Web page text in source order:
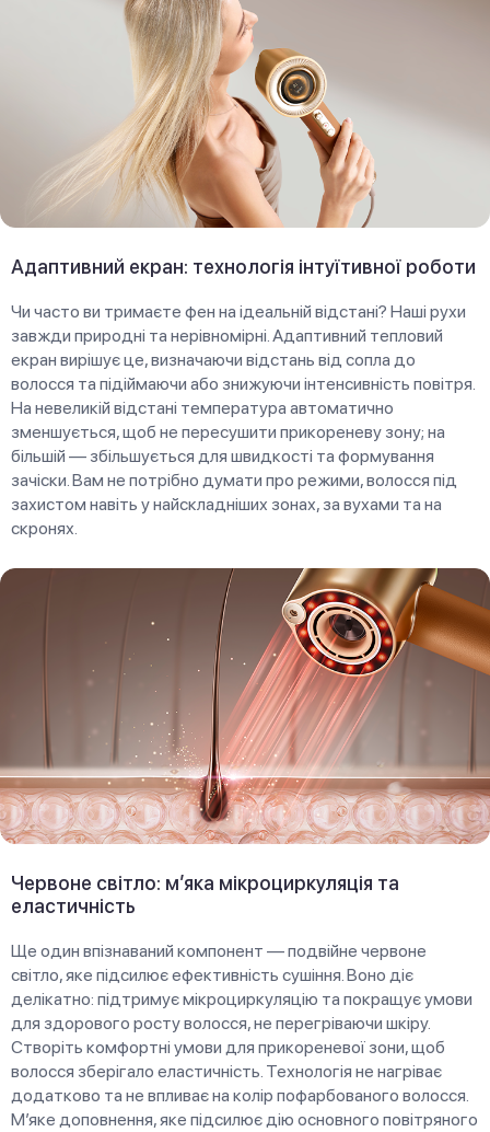
Адаптивний екран: технологія інтуїтивної роботи
Чи часто ви тримаєте фен на ідеальній відстані? Наші рухи
завжди природні та нерівномірні. Адаптивний тепловий
екран вирішує це, визначаючи відстань від сопла до
волосся та підіймаючи або знижуючи інтенсивність повітря.
На невеликій відстані температура автоматично
зменшується, щоб не пересушити прикореневу зону; на
більшій — збільшується для швидкості та формування
зачіски. Вам не потрібно думати про режими, волосся під
захистом навіть у найскладніших зонах, за вухами та на
скронях.
Червоне світло: м’яка мікроциркуляція та
еластичність
Ще один впізнаваний компонент — подвійне червоне
світло, яке підсилює ефективність сушіння. Воно діє
делікатно: підтримує мікроциркуляцію та покращує умови
для здорового росту волосся, не перегріваючи шкіру.
Створіть комфортні умови для прикореневої зони, щоб
волосся зберігало еластичність. Технологія не нагріває
додатково та не впливає на колір пофарбованого волосся.
М’яке доповнення, яке підсилює дію основного повітряного